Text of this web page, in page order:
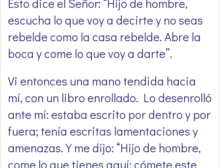
Esto dice el Señor: “Hijo de hombre,
escucha lo que voy a decirte y no seas
rebelde como la casa rebelde. Abre la
boca y come lo que voy a darte”.
Vi entonces una mano tendida hacia
mí, con un libro enrollado. Lo desenrolló
ante mí: estaba escrito por dentro y por
fuera; tenía escritas lamentaciones y
amenazas. Y me dijo: “Hijo de hombre,
come lo que tienes aquí; cómete este